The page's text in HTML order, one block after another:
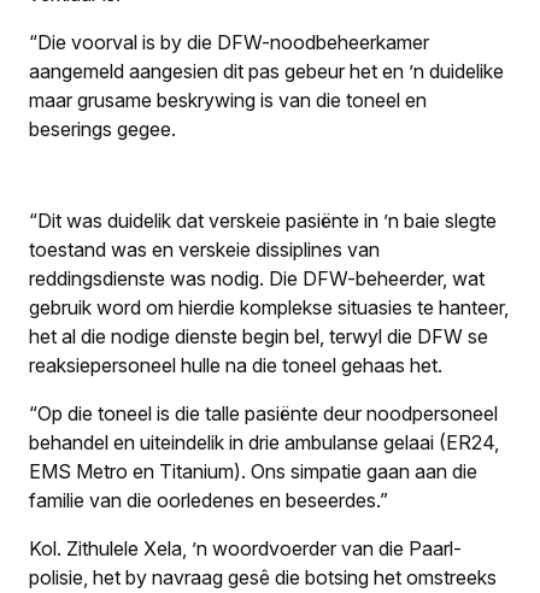
“Die voorval is by die DFW-noodbeheerkamer
aangemeld aangesien dit pas gebeur het en ’n duidelike
maar grusame beskrywing is van die toneel en
beserings gegee.
“Dit was duidelik dat verskeie pasiënte in ’n baie slegte
toestand was en verskeie dissiplines van
reddingsdienste was nodig. Die DFW-beheerder, wat
gebruik word om hierdie komplekse situasies te hanteer,
het al die nodige dienste begin bel, terwyl die DFW se
reaksiepersoneel hulle na die toneel gehaas het.
“Op die toneel is die talle pasiënte deur noodpersoneel
behandel en uiteindelik in drie ambulanse gelaai (ER24,
EMS Metro en Titanium). Ons simpatie gaan aan die
familie van die oorledenes en beseerdes.”
Kol. Zithulele Xela, ’n woordvoerder van die Paarl-
polisie, het by navraag gesê die botsing het omstreeks